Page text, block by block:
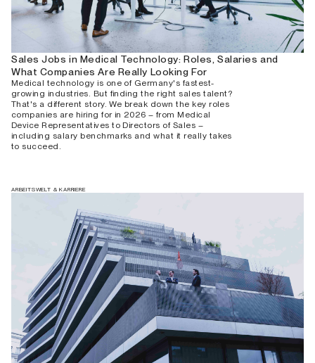
Sales Jobs in Medical Technology: Roles, Salaries and
What Companies Are Really Looking For
Medical technology is one of Germany's fastest-
growing industries. But finding the right sales talent?
That's a different story. We break down the key roles
companies are hiring for in 2026 – from Medical
Device Representatives to Directors of Sales –
including salary benchmarks and what it really takes
to succeed.
ARBEITSWELT & KARRIERE